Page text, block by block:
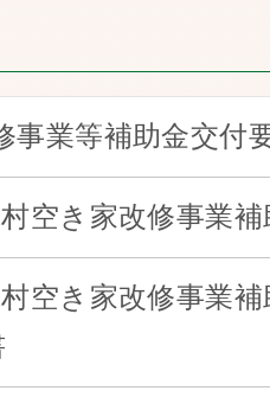
事業等補助金交付
空き家改修事業補
空き家改修事業補